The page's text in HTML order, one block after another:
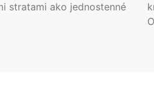
stratami ako jednostenné